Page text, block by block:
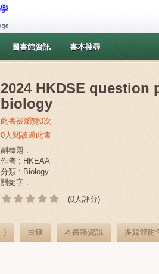
圖書館資訊 書本搜尋
2024 HKDSE question
biology
此書被瀏覽0次
0人閱讀過此書
副標題 :
作者 : HKEAA
分類 : Biology
關鍵字 :
(0人評分)
) 目錄 本書籍資訊 多媒體附